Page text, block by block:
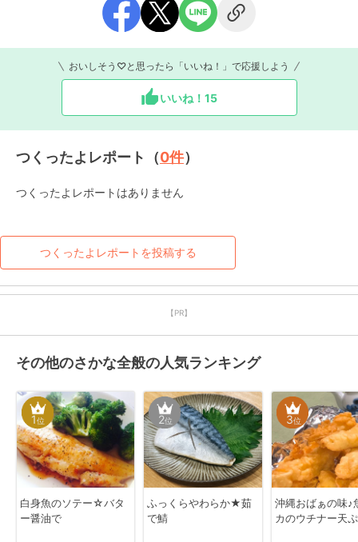
おいしそう♡と思ったら「いいね！」で応援しよう
いいね！ 15
つくったよレポート（0件）
つくったよレポートはありません
つくったよレポートを投稿する
【PR】
その他のさかな全般の人気ランキング
1位
白身魚のソテー☆バタ
ー醤油で
2位
ふっくらやわらか★茹
で鯖
3位
沖縄おばぁの味♪
カのウチナー天